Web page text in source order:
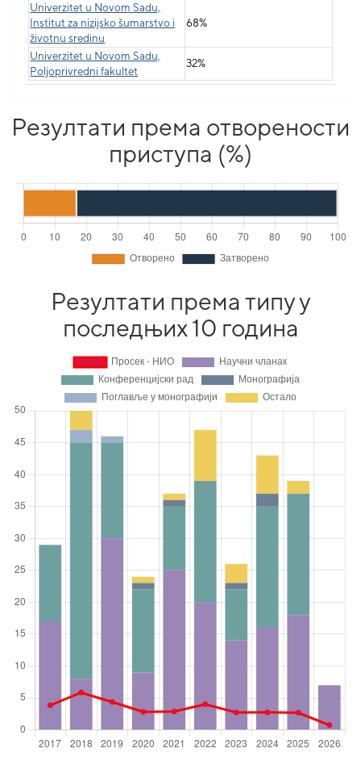
Univerzitet u Novom Sadu,
Institut za nizijsko šumarstvo i
životnu sredinu
68%
Univerzitet u Novom Sadu,
Poljoprivredni fakultet
32%
Резултати према отворености
приступа (%)
Резултати према типу у
последњих 10 година